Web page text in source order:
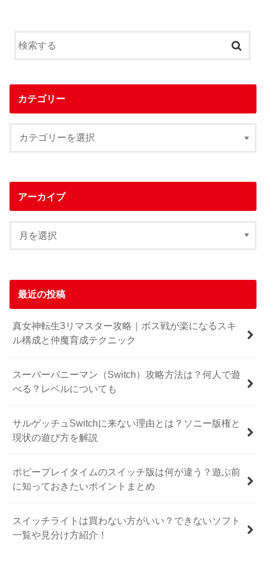
カテゴリー
アーカイブ
最近の投稿
真女神転生3リマスター攻略｜ボス戦が楽になるスキ
ル構成と仲魔育成テクニック
スーパーバニーマン（Switch）攻略方法は？何人で遊
べる？レベルについても
サルゲッチュSwitchに来ない理由とは？ソニー版権と
現状の遊び方を解説
ポピープレイタイムのスイッチ版は何が違う？遊ぶ前
に知っておきたいポイントまとめ
スイッチライトは買わない方がいい？できないソフト
一覧や見分け方紹介！